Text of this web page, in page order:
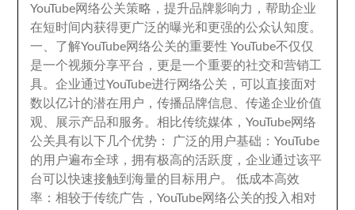
YouTube网络公关策略 ，提升品牌影响力 ，帮助企业
在短时间内获得更广泛的曝光和更强的公众认知度。
一
了解YouTube网络公关的重要性 YouTube不仅仅
是一个视频分享平台 ， 更是一个重要的社交和营销工
具。企业通过YouTube进行网络公关 ， 可以直接面对
数以亿计的潜在用户 ，传播品牌信息 、传递企业价值
观
展示产品和服务。相比传统媒体 ，YouTube网络
公关具有以下几个优势 ： 广泛的用户基础 ：YouTube
的用户遍布全球 ，拥有极高的活跃度 ，企业通过该平
台可以快速接触到海量的目标用户。低成本高效
率 ：相较于传统广告 ，YouTube网络公关的投入相对